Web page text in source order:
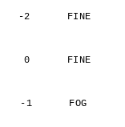
-2      FINE
0      FINE
-1      FOG